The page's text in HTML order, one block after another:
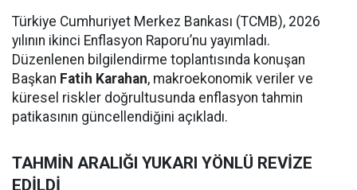
Türkiye Cumhuriyet Merkez Bankası (TCMB), 2026
yılının ikinci Enflasyon Raporu’nu yayımladı.
Düzenlenen bilgilendirme toplantısında konuşan
Başkan Fatih Karahan, makroekonomik veriler ve
küresel riskler doğrultusunda enflasyon tahmin
patikasının güncellendiğini açıkladı.
TAHMİN ARALIĞI YUKARI YÖNLÜ REVİZE
EDİLDİ